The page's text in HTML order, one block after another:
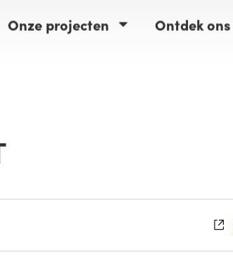
Onze projecten Ontdek ons